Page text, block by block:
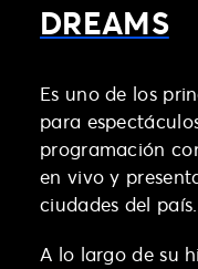
DREAMS
Es uno de los
para
programación
en vivo y
ciudades del país.
A lo largo de su